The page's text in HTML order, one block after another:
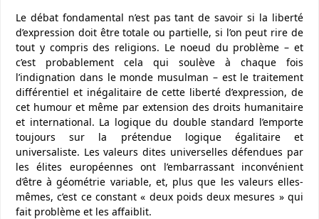
Le débat fondamental n’est pas tant de savoir si la liberté
d’expression doit être totale ou partielle, si l’on peut rire de
tout y compris des religions. Le noeud du problème – et
c’est probablement cela qui soulève à chaque fois
l’indignation dans le monde musulman – est le traitement
différentiel et inégalitaire de cette liberté d’expression, de
cet humour et même par extension des droits humanitaire
et international. La logique du double standard l’emporte
toujours sur la prétendue logique égalitaire et
universaliste. Les valeurs dites universelles défendues par
les élites européennes ont l’embarrassant inconvénient
d’être à géométrie variable, et, plus que les valeurs elles-
mêmes, c’est ce constant « deux poids deux mesures » qui
fait problème et les affaiblit.